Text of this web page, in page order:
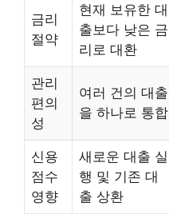
금리
절약
현재 보유한 대
출보다 낮은 금
리로 대환
관리
편의
성
여러 건의 대출
을 하나로 통합
신용
점수
영향
새로운 대출 실
행 및 기존 대
출 상환